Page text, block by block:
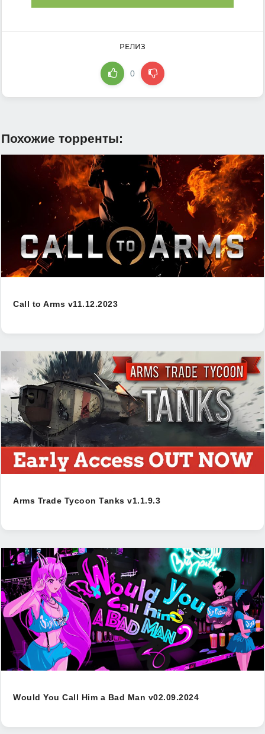
РЕЛИЗ
0
Похожие торренты:
Call to Arms v11.12.2023
Arms Trade Tycoon Tanks v1.1.9.3
Would You Call Him a Bad Man v02.09.2024